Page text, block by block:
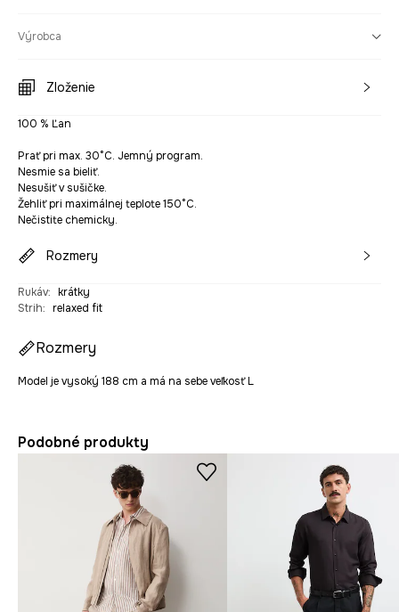
Výrobca
Zloženie
100 % Ľan
Prať pri max. 30°C. Jemný program.
Nesmie sa bieliť.
Nesušiť v sušičke.
Žehliť pri maximálnej teplote 150°C.
Nečistite chemicky.
Rozmery
Rukáv: krátky
Strih: relaxed fit
Rozmery
Model je vysoký 188 cm a má na sebe veľkosť L
Podobné produkty